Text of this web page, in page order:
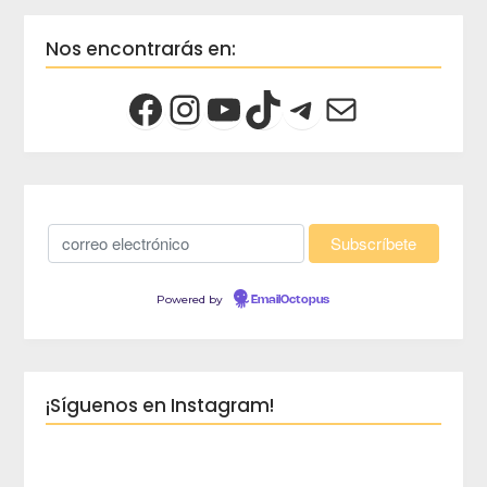
Nos encontrarás en:
Powered by EmailOctopus
¡Síguenos en Instagram!